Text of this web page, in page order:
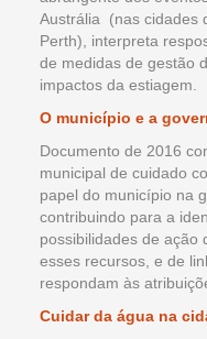
Austrália (nas cidades
Perth), interpreta
de medidas de gestão
impactos da estiagem.
O município e a
Documento de 2016
municipal de cuidado
papel do município na
contribuindo para a
possibilidades de ação
esses recursos, e de
respondam às
Cuidar da água na